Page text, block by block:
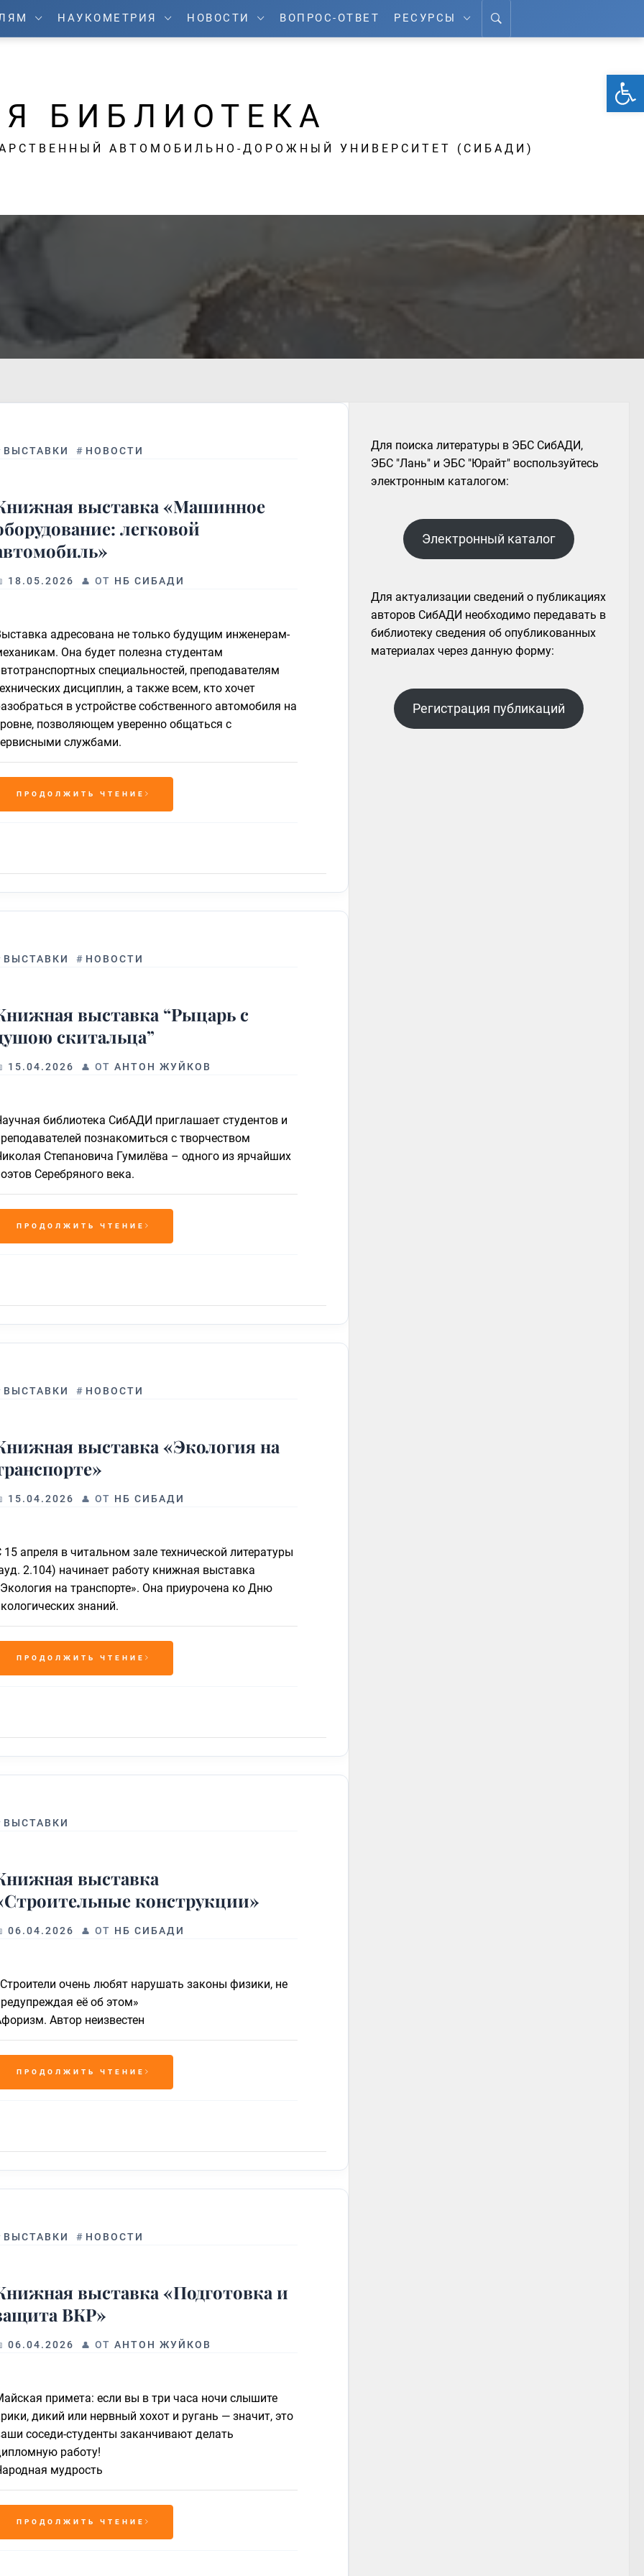
НАУКОМЕТРИЯ НОВОСТИ ВОПРОС-ОТВЕТ РЕСУРСЫ
БИБЛИОТЕКА
АВТОМОБИЛЬНО-ДОРОЖНЫЙ УНИВЕРСИТЕТ (СИБАДИ)
ВЫСТАВКИ # НОВОСТИ
выставка «Машинное
легковой
18.05.2026 ОТ НБ СИБАДИ
адресована не только будущим инженерам-
Она будет полезна студентам
специальностей, преподавателям
дисциплин, а также всем, кто хочет
в устройстве собственного автомобиля на
позволяющем уверенно общаться с
службами.
ПРОДОЛЖИТЬ ЧТЕНИЕ
ВЫСТАВКИ # НОВОСТИ
выставка “Рыцарь с
скитальца”
15.04.2026 ОТ АНТОН ЖУЙКОВ
библиотека СибАДИ приглашает студентов и
познакомиться с творчеством
Степановича Гумилёва – одного из ярчайших
Серебряного века.
ПРОДОЛЖИТЬ ЧТЕНИЕ
ВЫСТАВКИ # НОВОСТИ
выставка «Экология на
15.04.2026 ОТ НБ СИБАДИ
15 апреля в читальном зале технической литературы
2.104) начинает работу книжная выставка
на транспорте». Она приурочена ко Дню
знаний.
ПРОДОЛЖИТЬ ЧТЕНИЕ
ВЫСТАВКИ
выставка
конструкции»
06.04.2026 ОТ НБ СИБАДИ
очень любят нарушать законы физики, не
её об этом»
Автор неизвестен
ПРОДОЛЖИТЬ ЧТЕНИЕ
ВЫСТАВКИ # НОВОСТИ
выставка «Подготовка и
ВКР»
06.04.2026 ОТ АНТОН ЖУЙКОВ
примета: если вы в три часа ночи слышите
дикий или нервный хохот и ругань — значит, это
соседи-студенты заканчивают делать
работу!
мудрость
ПРОДОЛЖИТЬ ЧТЕНИЕ
Для поиска литературы в ЭБС СибАДИ,
ЭБС "Лань" и ЭБС "Юрайт" воспользуйтесь
электронным каталогом:
Электронный каталог
Для актуализации сведений о публикациях
авторов СибАДИ необходимо передавать в
библиотеку сведения об опубликованных
материалах через данную форму:
Регистрация публикаций